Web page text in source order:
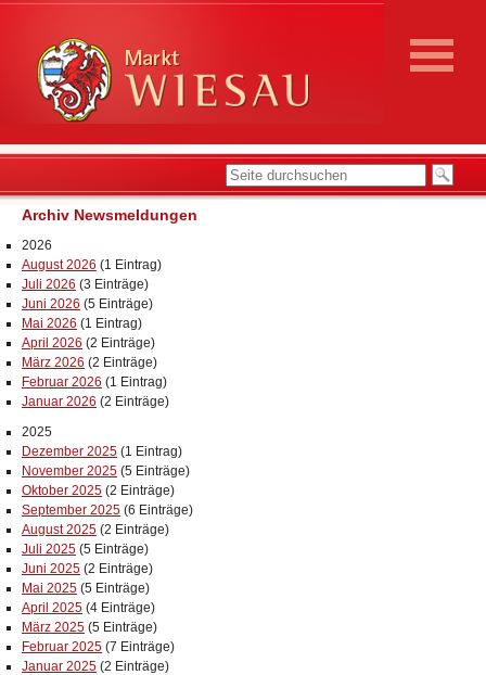
Archiv Newsmeldungen
2026
August 2026 (1 Eintrag)
Juli 2026 (3 Einträge)
Juni 2026 (5 Einträge)
Mai 2026 (1 Eintrag)
April 2026 (2 Einträge)
März 2026 (2 Einträge)
Februar 2026 (1 Eintrag)
Januar 2026 (2 Einträge)
2025
Dezember 2025 (1 Eintrag)
November 2025 (5 Einträge)
Oktober 2025 (2 Einträge)
September 2025 (6 Einträge)
August 2025 (2 Einträge)
Juli 2025 (5 Einträge)
Juni 2025 (2 Einträge)
Mai 2025 (5 Einträge)
April 2025 (4 Einträge)
März 2025 (5 Einträge)
Februar 2025 (7 Einträge)
Januar 2025 (2 Einträge)